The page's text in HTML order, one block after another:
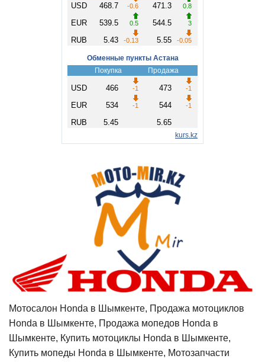
Мотосалон Honda в Шымкенте, Продажа мотоциклов
Honda в Шымкенте, Продажа мопедов Honda в
Шымкенте, Купить мотоциклы Honda в Шымкенте,
Купить мопеды Honda в Шымкенте, Мотозапчасти